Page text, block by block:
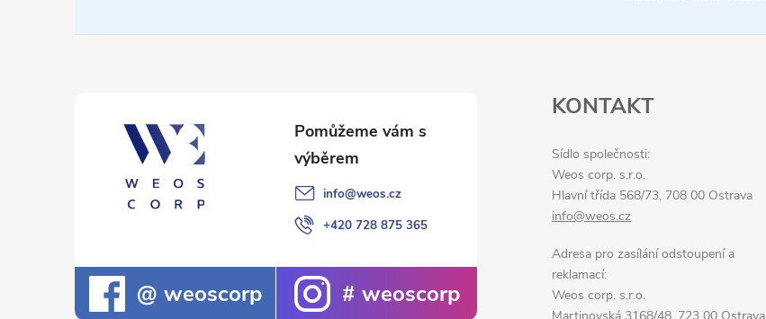
info@weos.cz
+420 728 875 365
weoscorp weoscorp
KONTAKT
Sídlo společnosti:
Weos corp. s.r.o.
Hlavní třída 568/73, 708 00 Ostrava
info@weos.cz
Adresa pro zasílání odstoupení a
reklamací:
Weos corp. s.r.o.